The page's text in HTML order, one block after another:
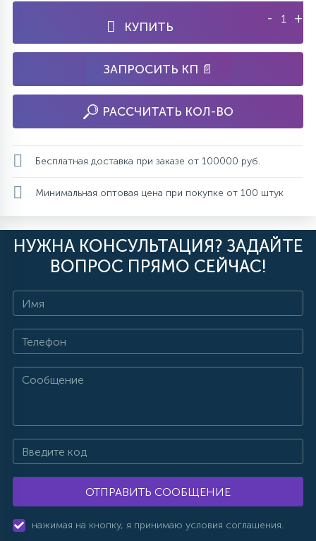
КУПИТЬ
- +
ЗАПРОСИТЬ КП 📄
РАССЧИТАТЬ КОЛ-ВО
Бесплатная доставка при заказе от 100000 руб.
Минимальная оптовая цена при покупке от 100 штук
НУЖНА КОНСУЛЬТАЦИЯ? ЗАДАЙТЕ
ВОПРОС ПРЯМО СЕЙЧАС!
ОТПРАВИТЬ СООБЩЕНИЕ
нажимая на кнопку, я принимаю условия соглашения.